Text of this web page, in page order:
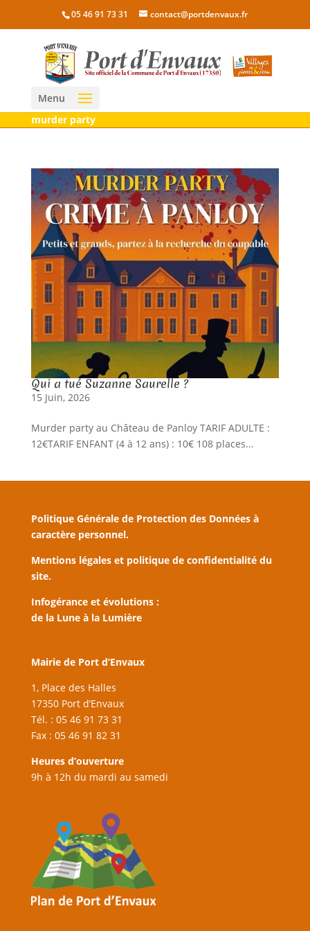
05 46 91 73 31 contact@portdenvaux.fr
Menu
murder party
Qui a tué Suzanne Saurelle ?
15 Juin, 2026
Murder party au Château de Panloy TARIF ADULTE :
12€TARIF ENFANT (4 à 12 ans) : 10€ 108 places...
Politique Générale de Protection des Données à
caractère personnel.
Mentions légales et politique de confidentialité du
site.
Infogérance et évolutions :
de la Lune à la Lumière
Mairie de Port d’Envaux
1, Place des Halles
17350 Port d’Envaux
Tél. : 05 46 91 73 31
Fax : 05 46 91 82 31
Heures d’ouverture
9h à 12h du mardi au samedi